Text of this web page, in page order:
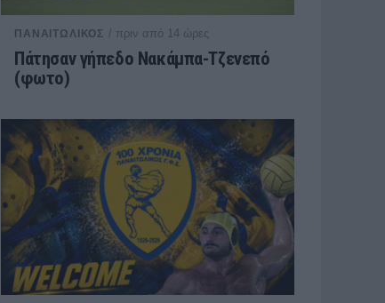
ΠΑΝΑΙΤΩΛΙΚΟΣ / πριν από 14 ώρες
Πάτησαν γήπεδο Νακάμπα-Τζενεπό
(φωτο)